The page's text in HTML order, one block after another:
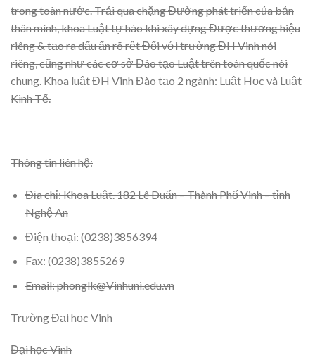
trong toàn nước. Trải qua chặng Đường phát triển của bản
thân mình, khoa Luật tự hào khi xây dựng Được thương hiệu
riêng & tạo ra dấu ấn rõ rệt Đối với trường ĐH Vinh nói
riêng, cũng như các cơ sở Đào tạo Luật trên toàn quốc nói
chung. Khoa luật ĐH Vinh Đào tạo 2 ngành: Luật Học và Luật
Kinh Tế.
Thông tin liên hệ:
Địa chỉ: Khoa Luật. 182 Lê Duẩn – Thành Phố Vinh – tỉnh
Nghệ An
Điện thoại: (0238)3856394
Fax: (0238)3855269
Email: phonglk@Vinhuni.edu.vn
Trường Đại học Vinh
Đại học Vinh